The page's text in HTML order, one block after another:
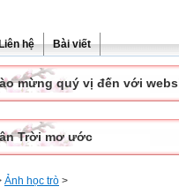
hệ Bài viết
mừng quý vị đến với
Trời mơ ước
Ảnh học trò >